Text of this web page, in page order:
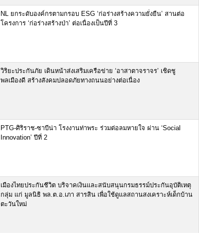
NL ยกระดับองค์กรตามกรอบ ESG ‘ก่อร่างสร้างความยั่งยืน’ สานต่อ
โครงการ ‘ก่อร่างสร้างป่า’ ต่อเนื่องเป็นปีที่ 3
วิริยะประกันภัย เดินหน้าส่งเสริมเครือข่าย ‘อาสาตาจราจร’ เชิดชู
พลเมืองดี สร้างสังคมปลอดภัยทางถนนอย่างต่อเนื่อง
PTG-ศิริราช-ซาบีน่า โรงงานท่าพระ ร่วมต่อลมหายใจ ผ่าน ‘Social
Innovation’ ปีที่ 2
เมืองไทยประกันชีวิต บริจาคเงินและสนับสนุนกรมธรรม์ประกันอุบัติเหตุ
กลุ่ม แก่ มูลนิธิ พล.ต.อ.เภา สารสิน เพื่อใช้ดูแลสถานสงเคราะห์เด็กบ้าน
ตะวันใหม่